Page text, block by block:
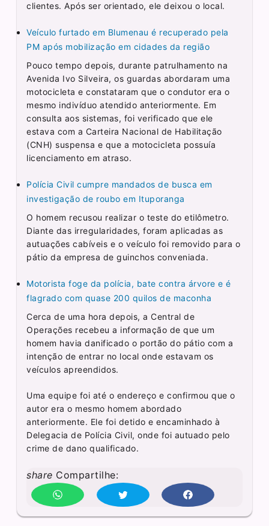
clientes. Após ser orientado, ele deixou o local.
Veículo furtado em Blumenau é recuperado pela
PM após mobilização em cidades da região
Pouco tempo depois, durante patrulhamento na
Avenida Ivo Silveira, os guardas abordaram uma
motocicleta e constataram que o condutor era o
mesmo indivíduo atendido anteriormente. Em
consulta aos sistemas, foi verificado que ele
estava com a Carteira Nacional de Habilitação
(CNH) suspensa e que a motocicleta possuía
licenciamento em atraso.
Polícia Civil cumpre mandados de busca em
investigação de roubo em Ituporanga
O homem recusou realizar o teste do etilômetro.
Diante das irregularidades, foram aplicadas as
autuações cabíveis e o veículo foi removido para o
pátio da empresa de guinchos conveniada.
Motorista foge da polícia, bate contra árvore e é
flagrado com quase 200 quilos de maconha
Cerca de uma hora depois, a Central de
Operações recebeu a informação de que um
homem havia danificado o portão do pátio com a
intenção de entrar no local onde estavam os
veículos apreendidos.
Uma equipe foi até o endereço e confirmou que o
autor era o mesmo homem abordado
anteriormente. Ele foi detido e encaminhado à
Delegacia de Polícia Civil, onde foi autuado pelo
crime de dano qualificado.
share Compartilhe: